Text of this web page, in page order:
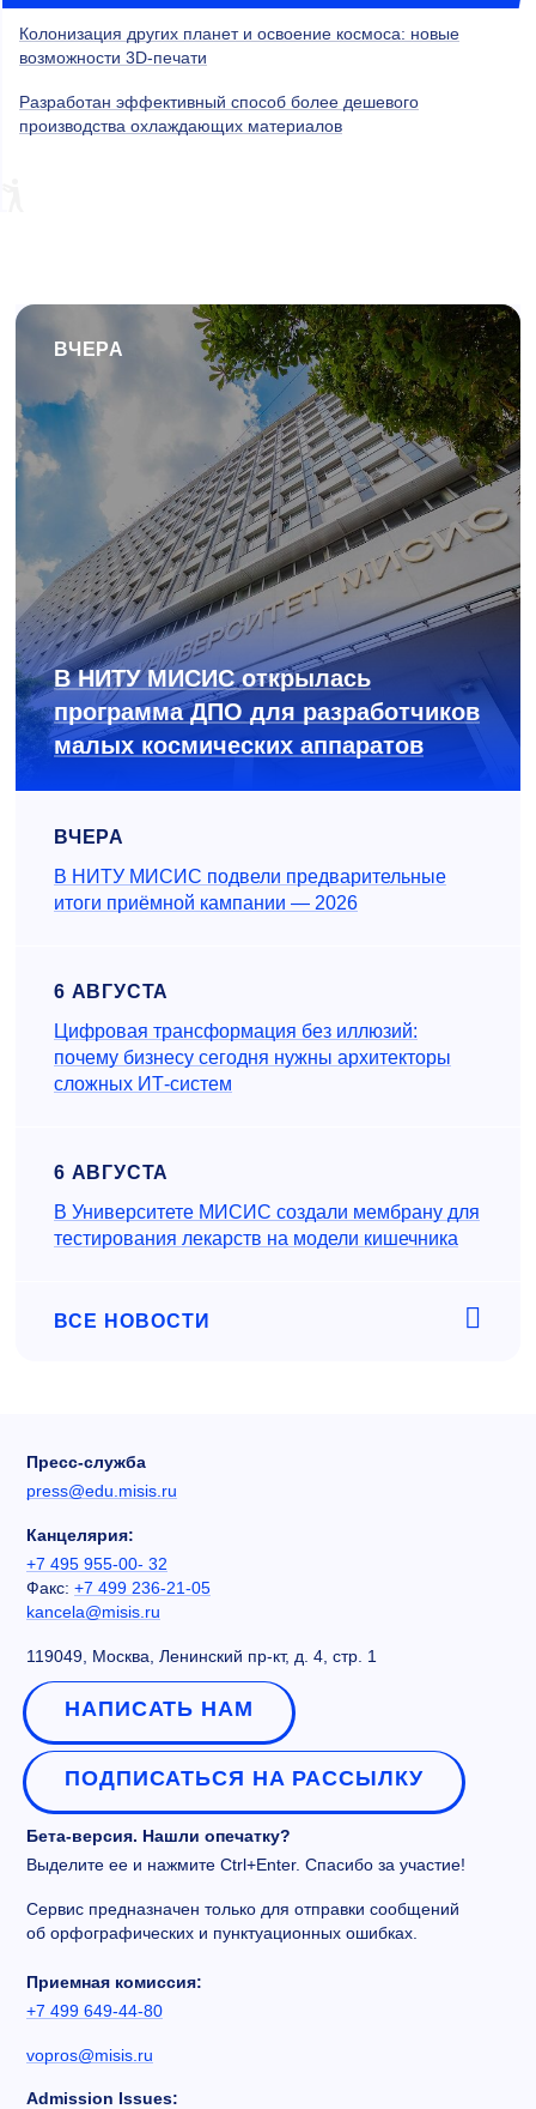
Колонизация других планет и освоение космоса: новые
возможности 3D-печати
Разработан эффективный способ более дешевого
производства охлаждающих материалов
ВЧЕРА
В НИТУ МИСИС открылась
программа ДПО для разработчиков
малых космических аппаратов
ВЧЕРА
В НИТУ МИСИС подвели предварительные
итоги приёмной кампании — 2026
6 АВГУСТА
Цифровая трансформация без иллюзий:
почему бизнесу сегодня нужны архитекторы
сложных ИТ-систем
6 АВГУСТА
В Университете МИСИС создали мембрану для
тестирования лекарств на модели кишечника
ВСЕ НОВОСТИ
Пресс-служба
press@edu.misis.ru
Канцелярия:
+7 495 955-00- 32
Факс: +7 499 236-21-05
kancela@misis.ru
119049, Москва, Ленинский пр-кт, д. 4, стр. 1
НАПИСАТЬ НАМ
ПОДПИСАТЬСЯ НА РАССЫЛКУ
Бета-версия. Нашли опечатку?
Выделите ее и нажмите Ctrl+Enter. Спасибо за участие!
Сервис предназначен только для отправки сообщений
об орфографических и пунктуационных ошибках.
Приемная комиссия:
+7 499 649-44-80
vopros@misis.ru
Admission Issues: